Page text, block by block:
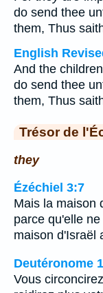
do send thee
them, Thus
English
And the
do send thee
them, Thus
Trésor de
they
Ézéchiel 3:7
Mais la maison
parce qu'elle
maison d'Israël
Deutéronome
Vous